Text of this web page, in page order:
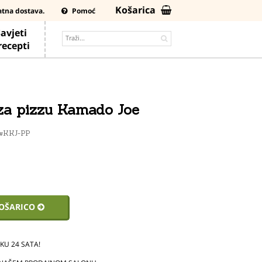
dostava. Pomoć
Košarica
pizzu Kamado Joe
PP
24 SATA!